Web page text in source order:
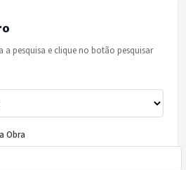
a pesquisa e clique no botão pesquisar
Obra